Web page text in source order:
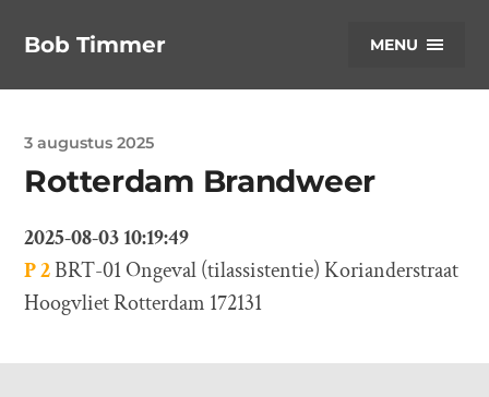
Bob Timmer MENU
3 augustus 2025
Rotterdam Brandweer
2025-08-03 10:19:49
P 2BRT-01 Ongeval (tilassistentie) Korianderstraat
Hoogvliet Rotterdam 172131